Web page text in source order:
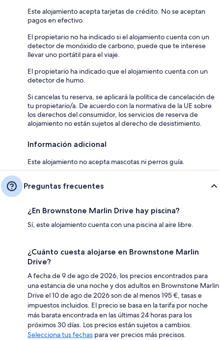
Este alojamiento acepta tarjetas de crédito. No se aceptan
pagos en efectivo.
El propietario no ha indicado si el alojamiento cuenta con un
detector de monóxido de carbono, puede que te interese
llevar uno portátil para el viaje.
El propietario ha indicado que el alojamiento cuenta con un
detector de humo.
Si cancelas tu reserva, se aplicará la política de cancelación de
tu propietario/a. De acuerdo con la normativa de la UE sobre
los derechos del consumidor, los servicios de reserva de
alojamiento no están sujetos al derecho de desistimiento.
Información adicional
Este alojamiento no acepta mascotas ni perros guía.
Preguntas frecuentes
¿En Brownstone Marlin Drive hay piscina?
Sí, este alojamiento cuenta con una piscina al aire libre.
¿Cuánto cuesta alojarse en Brownstone Marlin
Drive?
A fecha de 9 de ago de 2026, los precios encontrados para
una estancia de una noche y dos adultos en Brownstone Marlin
Drive el 10 de ago de 2026 son de al menos 195 €, tasas e
impuestos incluidos. El precio se basa en la tarifa por noche
más barata encontrada en las últimas 24 horas para los
próximos 30 días. Los precios están sujetos a cambios.
Selecciona tus fechas para ver precios más precisos.